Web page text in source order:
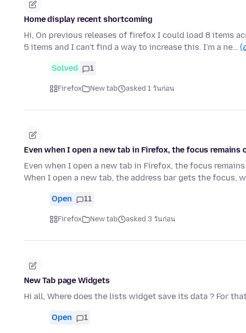
Home display recent shortcoming
Hi, On previous releases of firefox I could load 8 items
5 items and I can't find a way to increase this. I'm a ne… (
Solved 1
Firefox New tab asked 1 วันก่อน
Even when I open a new tab in Firefox, the focus
Even when I open a new tab in Firefox, the focus
When I open a new tab, the address bar gets the focus,
Open 11
Firefox New tab asked 3 วันก่อน
New Tab page Widgets
Hi all, Where does the lists widget save its data ? For
Open 1